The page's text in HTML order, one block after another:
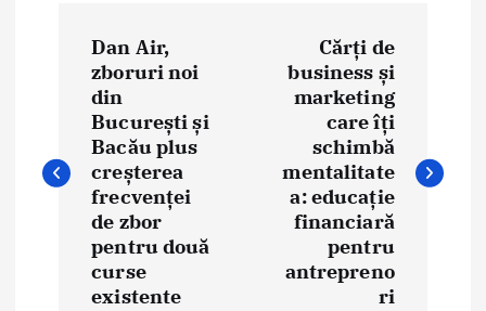
i
g
Dan Air,
zboruri noi
din
București și
Bacău plus
creșterea
frecvenței
de zbor
pentru două
curse
existente
Cărți de
business și
marketing
care îți
schimbă
mentalitate
a: educație
financiară
pentru
antrepreno
ri